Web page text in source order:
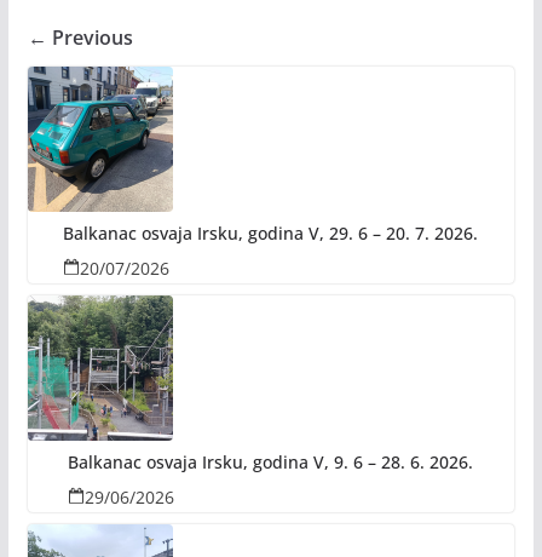
← Previous
Balkanac osvaja Irsku, godina V, 29. 6 – 20. 7. 2026.
20/07/2026
Balkanac osvaja Irsku, godina V, 9. 6 – 28. 6. 2026.
29/06/2026